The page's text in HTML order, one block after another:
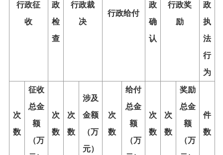
行政征
收
政
检
查
行政裁
决
行政给付
政
确
认
行政奖
励
政
执
法
行
为
次
数
征收
总金
额
（万
次
数
次
数
涉及
金额
（万
元）
次
数
给付
总金
额
（万
次
数
次
数
奖励
总金
额
（万
件
数